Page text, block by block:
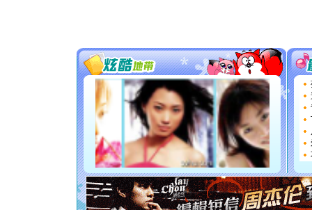
你太多，
要平安
[圣诞节]
能正大
都要快乐
[圣诞节]
如意,快
[元旦]
看
断电。
你是我
[元旦]如
起；二是
离。水晶
[元旦]当